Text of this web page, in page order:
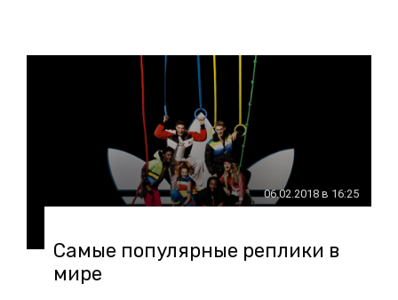
06.02.2018 в 16:25
Самые популярные реплики в
мире